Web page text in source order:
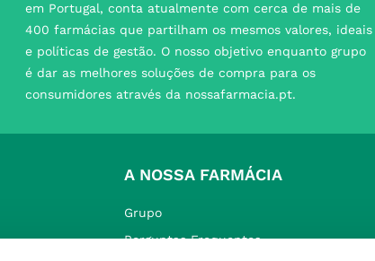
em Portugal, conta atualmente com cerca de mais de
400 farmácias que partilham os mesmos valores, ideais
e políticas de gestão. O nosso objetivo enquanto grupo
é dar as melhores soluções de compra para os
consumidores através da nossafarmacia.pt.
A NOSSA FARMÁCIA
Grupo
Perguntas Frequentes